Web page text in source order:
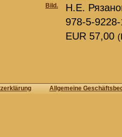
Bild.
Н.Е.
978-5-
EUR 57,00
Allgemeine